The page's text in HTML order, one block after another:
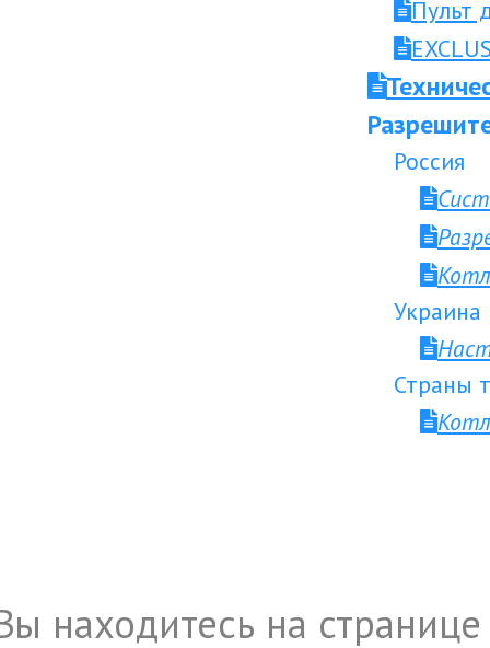
Пульт
Россия
Украина
Страны
находитесь на